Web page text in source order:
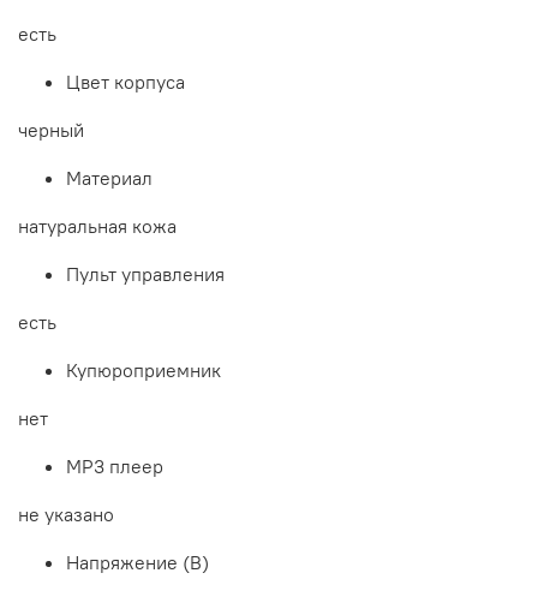
есть
Цвет корпуса
черный
Материал
натуральная кожа
Пульт управления
есть
Купюроприемник
нет
МР3 плеер
не указано
Напряжение (В)